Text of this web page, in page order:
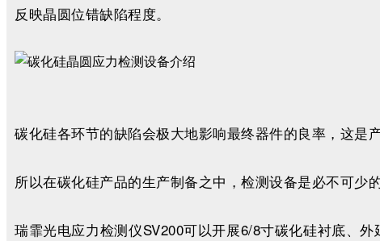
反映晶圆位错缺陷程度。
碳化硅各环节的缺陷会极大地影响最终器件的良率，这是
所以在碳化硅产品的生产制备之中，检测设备是必不可少
瑞霏光电应力检测仪SV200可以开展6/8寸碳化硅衬底、